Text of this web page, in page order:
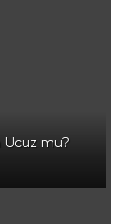
Ucuz mu?